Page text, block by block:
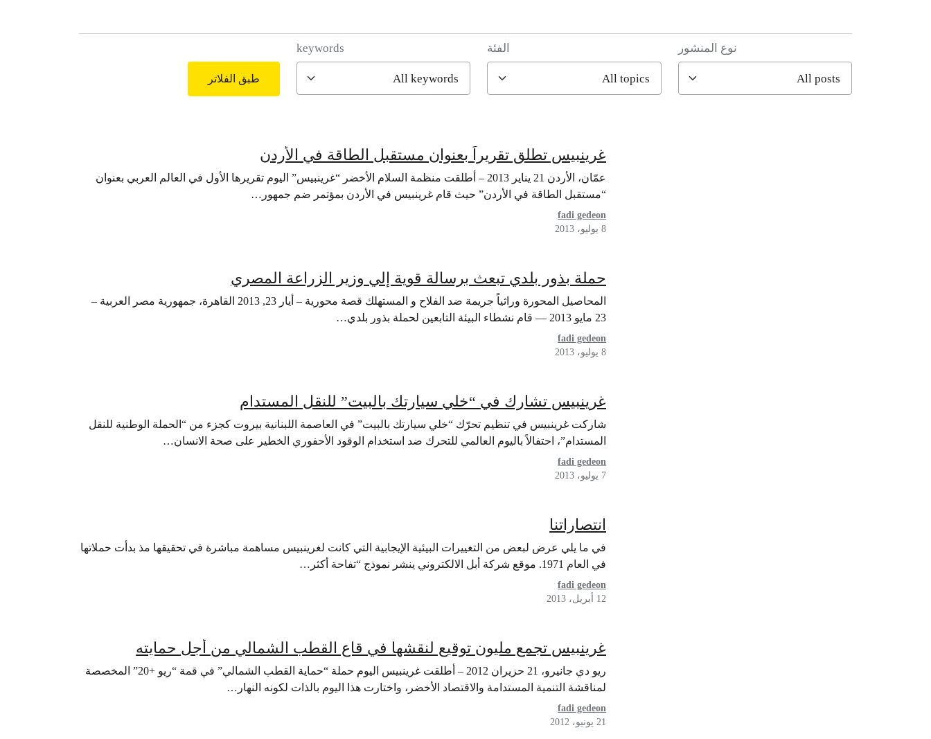
filter posts
نوع المنشور الفئة keywords
طبق الفلاتر
غرينبيس تطلق تقريراً بعنوان مستقبل الطاقة في الأردن
عمّان، الأردن 21 يناير 2013 – أطلقت منظمة السلام الأخضر “غرينبيس” اليوم تقريرها الأول في العالم العربي بعنوان
“مستقبل الطاقة في الأردن” حيث قام غرينبيس في الأردن بمؤتمر ضم جمهور…
fadi gedeon
8 يوليو، 2013
حملة بذور بلدي تبعث برسالة قوية إلي وزير الزراعة المصري
المحاصيل المحورة وراثياً جريمة ضد الفلاح و المستهلك قصة محورية – أيار 23, 2013 القاهرة، جمهورية مصر العربية –
23 مايو 2013 — قام نشطاء البيئة التابعين لحملة بذور بلدي…
fadi gedeon
8 يوليو، 2013
غرينبيس تشارك في “خلي سيارتك بالبيت” للنقل المستدام
شاركت غرينبيس في تنظيم تحرّك “خلي سيارتك بالبيت” في العاصمة اللبنانية بيروت كجزء من “الحملة الوطنية للنقل
المستدام”، احتفالاً باليوم العالمي للتحرك ضد استخدام الوقود الأحفوري الخطير على صحة الانسان…
fadi gedeon
7 يوليو، 2013
انتصاراتنا
في ما يلي عرض لبعض من التغييرات البيئية الإيجابية التي كانت لغرينبيس مساهمة مباشرة في تحقيقها مذ بدأت حملاتها
في العام 1971. موقع شركة أبل الالكتروني ينشر نموذج “تفاحة أكثر…
fadi gedeon
12 أبريل، 2013
غرينبيس تجمع مليون توقيع لنقشها في قاع القطب الشمالي من أجل حمايته
ريو دي جانيرو، 21 حزيران 2012 – أطلقت غرينبيس اليوم حملة “حماية القطب الشمالي” في قمة “ريو +20” المخصصة
لمناقشة التنمية المستدامة والاقتصاد الأخضر، واختارت هذا اليوم بالذات لكونه النهار…
fadi gedeon
21 يونيو، 2012